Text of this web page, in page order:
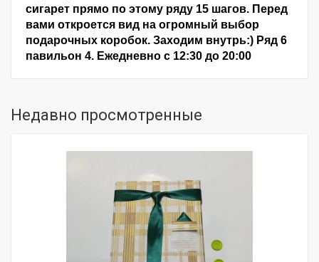
сигарет прямо по этому ряду 15 шагов. Перед
вами откроется вид на огромный выбор
подарочных коробок. Заходим внутрь:) Ряд 6
павильон 4. Ежедневно с 12:30 до 20:00
Недавно просмотренные